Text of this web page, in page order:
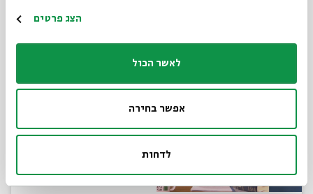
הצג פרטים
לאשר הכול
אפשר בחירה
לדחות